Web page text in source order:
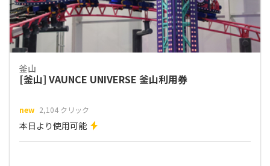
釜山
[釜山] VAUNCE UNIVERSE 釜山利用券
new 2,104 クリック
本日より使用可能